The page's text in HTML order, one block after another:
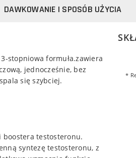
DAWKOWANIE I SPOSÓB UŻYCIA
stopniowa formuła.zawiera
jednocześnie, bez
się szybciej.
boostera testosteronu.
syntezę testosteronu, z
*